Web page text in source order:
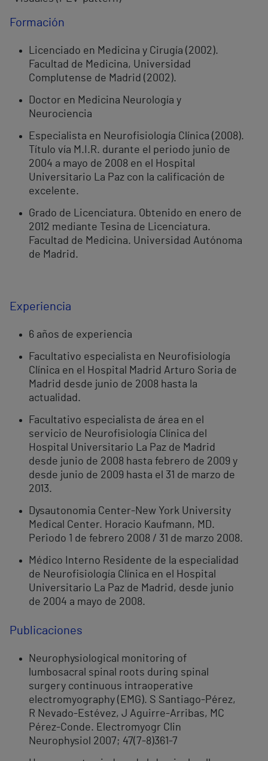
Formación
Licenciado en Medicina y Cirugía (2002).
Facultad de Medicina, Universidad
Complutense de Madrid (2002).
Doctor en Medicina Neurología y
Neurociencia
Especialista en Neurofisiología Clínica (2008).
Título vía M.I.R. durante el periodo junio de
2004 a mayo de 2008 en el Hospital
Universitario La Paz con la calificación de
excelente.
Grado de Licenciatura. Obtenido en enero de
2012 mediante Tesina de Licenciatura.
Facultad de Medicina. Universidad Autónoma
de Madrid.
Experiencia
6 años de experiencia
Facultativo especialista en Neurofisiología
Clínica en el Hospital Madrid Arturo Soria de
Madrid desde junio de 2008 hasta la
actualidad.
Facultativo especialista de área en el
servicio de Neurofisiología Clínica del
Hospital Universitario La Paz de Madrid
desde junio de 2008 hasta febrero de 2009 y
desde junio de 2009 hasta el 31 de marzo de
2013.
Dysautonomia Center-New York University
Medical Center. Horacio Kaufmann, MD.
Periodo 1 de febrero 2008 / 31 de marzo 2008.
Médico Interno Residente de la especialidad
de Neurofisiología Clínica en el Hospital
Universitario La Paz de Madrid, desde junio
de 2004 a mayo de 2008.
Publicaciones
Neurophysiological monitoring of
lumbosacral spinal roots during spinal
surgery continuous intraoperative
electromyography (EMG). S Santiago-Pérez,
R Nevado-Estévez, J Aguirre-Arribas, MC
Pérez-Conde. Electromyogr Clin
Neurophysiol 2007; 47(7-8)361-7